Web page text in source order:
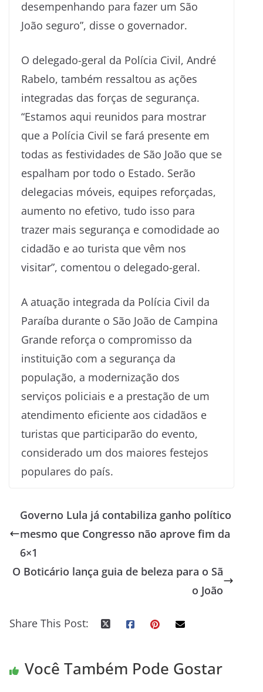
desempenhando para fazer um São
João seguro”, disse o governador.
O delegado-geral da Polícia Civil, André
Rabelo, também ressaltou as ações
integradas das forças de segurança.
“Estamos aqui reunidos para mostrar
que a Polícia Civil se fará presente em
todas as festividades de São João que se
espalham por todo o Estado. Serão
delegacias móveis, equipes reforçadas,
aumento no efetivo, tudo isso para
trazer mais segurança e comodidade ao
cidadão e ao turista que vêm nos
visitar”, comentou o delegado-geral.
A atuação integrada da Polícia Civil da
Paraíba durante o São João de Campina
Grande reforça o compromisso da
instituição com a segurança da
população, a modernização dos
serviços policiais e a prestação de um
atendimento eficiente aos cidadãos e
turistas que participarão do evento,
considerado um dos maiores festejos
populares do país.
Governo Lula já contabiliza ganho político
mesmo que Congresso não aprove fim da
6×1
O Boticário lança guia de beleza para o Sã
o João
Share This Post:
Você Também Pode Gostar